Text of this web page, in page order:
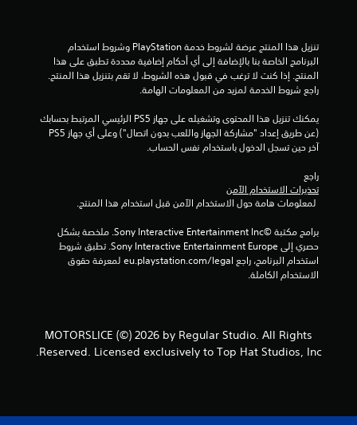
ت
راجع شروط الخدمة لمزيد من المعلومات الهامة.
آخر حين تسجل الدخول باستخدام نفس الحساب.
راجع
تحذيرات الاستخدام الآمن
الاستخدام الكاملة.
MOTORSLICE (©) 2026 by Regular Studio. All Rights
Reserved. Licensed exclusively to Top Hat Studios, Inc.